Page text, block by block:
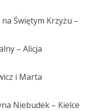
Świętym Krzyżu –
– Alicja
i Marta
Niebudek – Kielce